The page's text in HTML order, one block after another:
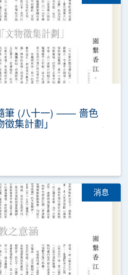
筆 (八十一) —— 嗇色
徵集計劃」
消息